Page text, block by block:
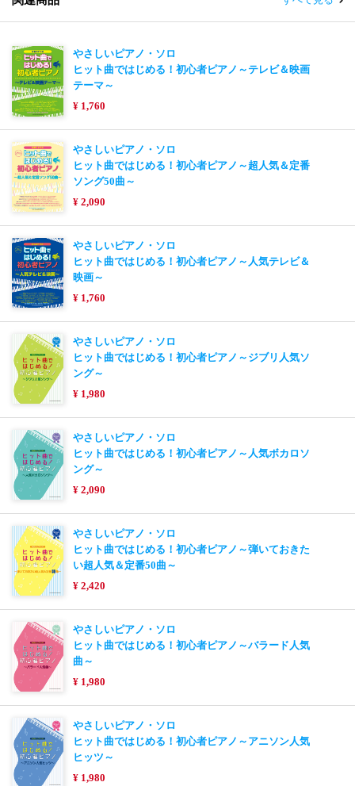
やさしいピアノ・ソロ
ヒット曲ではじめる！初心者ピアノ～テレビ＆映画
テーマ～
¥ 1,760
やさしいピアノ・ソロ
ヒット曲ではじめる！初心者ピアノ～超人気＆定番
ソング50曲～
¥ 2,090
やさしいピアノ・ソロ
ヒット曲ではじめる！初心者ピアノ～人気テレビ＆
映画～
¥ 1,760
やさしいピアノ・ソロ
ヒット曲ではじめる！初心者ピアノ～ジブリ人気ソ
ング～
¥ 1,980
やさしいピアノ・ソロ
ヒット曲ではじめる！初心者ピアノ～人気ボカロソ
ング～
¥ 2,090
やさしいピアノ・ソロ
ヒット曲ではじめる！初心者ピアノ～弾いておきた
い超人気＆定番50曲～
¥ 2,420
やさしいピアノ・ソロ
ヒット曲ではじめる！初心者ピアノ～バラード人気
曲～
¥ 1,980
やさしいピアノ・ソロ
ヒット曲ではじめる！初心者ピアノ～アニソン人気
ヒッツ～
¥ 1,980